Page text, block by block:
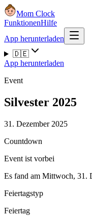
Mom Clock
FunktionenHilfe
App herunterladen
🇩🇪
App herunterladen
Event
Silvester 2025
31. Dezember 2025
Countdown
Event ist vorbei
Es fand am Mittwoch, 31.
Feiertagstyp
Feiertag